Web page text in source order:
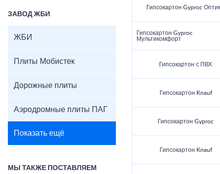
ЗАВОД ЖБИ
ЖБИ
Плиты Мобистек
Дорожные плиты
Аэродромные плиты ПАГ
Показать ещё
МЫ ТАКЖЕ ПОСТАВЛЯЕМ
Гипсокартон Gyproc
Гипсокартон Gyproc
Мультикомфорт
Гипсокартон с ПВХ
Гипсокартон Knauf
Гипсокартон Gyproc
Гипсокартон Knauf